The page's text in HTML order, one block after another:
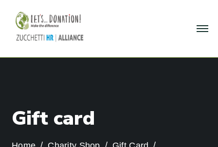
Gift card